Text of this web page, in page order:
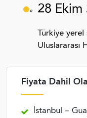
28 Ekim
Türkiye yerel
Uluslararası
Fiyata Dahil
İstanbul –